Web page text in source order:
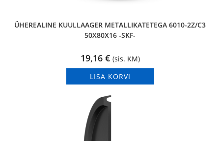
ÜHEREALINE KUULLAAGER METALLIKATETEGA 6010-2Z/C3
50X80X16 -SKF-
19,16 € (sis. KM)
LISA KORVI